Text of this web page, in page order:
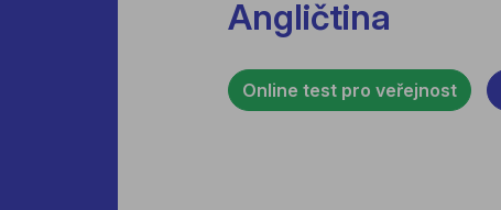
Angličtina
Online test pro veřejnost